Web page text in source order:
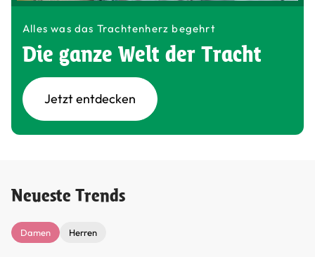
Alles was das Trachtenherz begehrt
Die ganze Welt der Tracht
Jetzt entdecken
Neueste Trends
Damen Herren